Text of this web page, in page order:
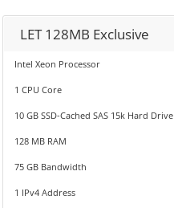
LET 128MB Exclusive
Intel Xeon Processor
1 CPU Core
10 GB SSD-Cached SAS 15k Hard Drive
128 MB RAM
75 GB Bandwidth
1 IPv4 Address